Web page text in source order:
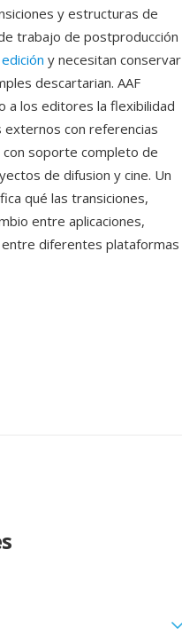
y estructuras de
trabajo de postproducción
y necesitan conservar
descartarian. AAF
a los editores la flexibilidad
con referencias
con soporte completo de
de difusion y cine. Un
qué las transiciones,
entre aplicaciones,
diferentes plataformas